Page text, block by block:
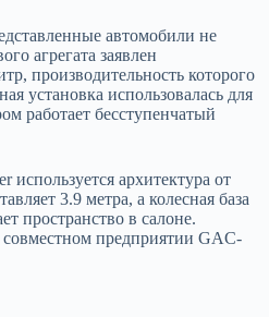
автомобили не
агрегата заявлен
производительность которого
установка использовалась для
работает бесступенчатый
архитектура от
3.9 метра, а колесная база
пространство в салоне.
предприятии GAC-